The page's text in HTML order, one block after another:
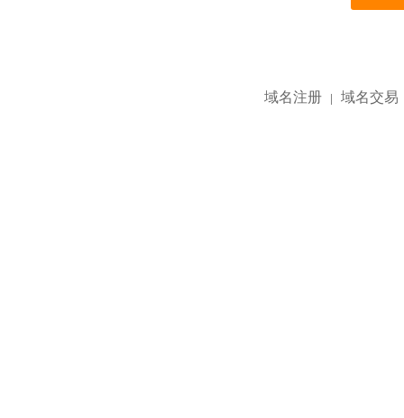
域名注册 | 域名交易